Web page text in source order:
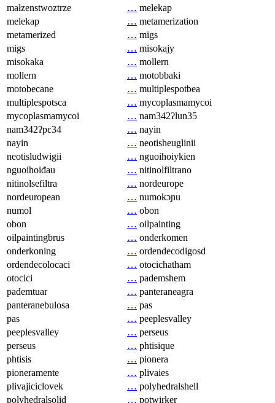
małzenstwoztrze
… melekap
melekap
… metamerization
metamerized
… migs
migs
… misokajy
misokaka
… mollern
mollern
… motobbaki
motobecane
… multiplespotbea
multiplespotsca
… mycoplasmamycoi
mycoplasmamycoi
… nam342ʔlun35
nam342ʔpɛ34
… nayin
nayin
… neotisheuglinii
neotisludwigii
… nguoihoiykien
nguoihoiđau
… nitinolfiltrano
nitinolsefiltra
… nordeurope
nordeuropean
… numokɔɲu
numol
… obon
obon
… oilpainting
oilpaintingbrus
… onderkomen
onderkoning
… ordendecodigosd
ordendecolocaci
… otocichatham
otocici
… pademshem
pademtuar
… panteraneagra
panteranebulosa
… pas
pas
… peeplesvalley
peeplesvalley
… perseus
perseus
… phtisique
phtisis
… pionera
pioneramente
… plivaies
plivajiciclovek
… polyhedralshell
polyhedralsolid
… potwirker